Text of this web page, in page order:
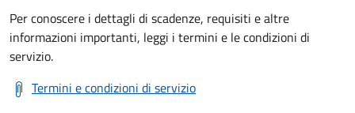
Per conoscere i dettagli di scadenze, requisiti e altre
informazioni importanti, leggi i termini e le condizioni di
servizio.
Termini e condizioni di servizio